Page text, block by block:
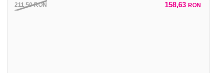
211,50RON 158,63 RON